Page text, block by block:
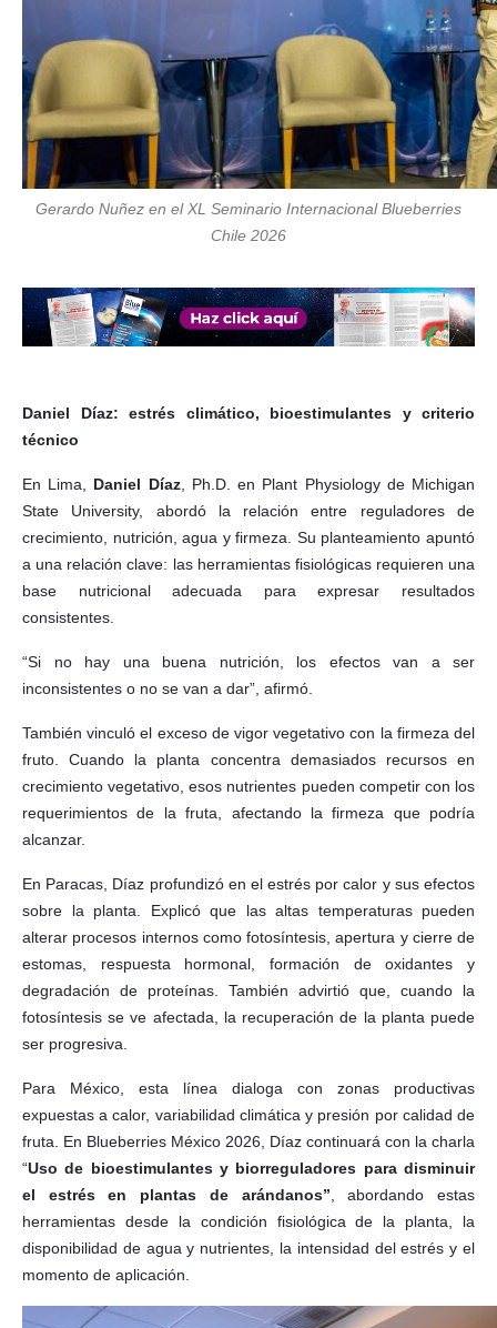
Gerardo Nuñez en el XL Seminario Internacional Blueberries
Chile 2026
Daniel Díaz: estrés climático, bioestimulantes y criterio
técnico
En Lima, Daniel Díaz, Ph.D. en Plant Physiology de Michigan
State University, abordó la relación entre reguladores de
crecimiento, nutrición, agua y firmeza. Su planteamiento apuntó
a una relación clave: las herramientas fisiológicas requieren una
base nutricional adecuada para expresar resultados
consistentes.
“Si no hay una buena nutrición, los efectos van a ser
inconsistentes o no se van a dar”, afirmó.
También vinculó el exceso de vigor vegetativo con la firmeza del
fruto. Cuando la planta concentra demasiados recursos en
crecimiento vegetativo, esos nutrientes pueden competir con los
requerimientos de la fruta, afectando la firmeza que podría
alcanzar.
En Paracas, Díaz profundizó en el estrés por calor y sus efectos
sobre la planta. Explicó que las altas temperaturas pueden
alterar procesos internos como fotosíntesis, apertura y cierre de
estomas, respuesta hormonal, formación de oxidantes y
degradación de proteínas. También advirtió que, cuando la
fotosíntesis se ve afectada, la recuperación de la planta puede
ser progresiva.
Para México, esta línea dialoga con zonas productivas
expuestas a calor, variabilidad climática y presión por calidad de
fruta. En Blueberries México 2026, Díaz continuará con la charla
“Uso de bioestimulantes y biorreguladores para disminuir
el estrés en plantas de arándanos”, abordando estas
herramientas desde la condición fisiológica de la planta, la
disponibilidad de agua y nutrientes, la intensidad del estrés y el
momento de aplicación.